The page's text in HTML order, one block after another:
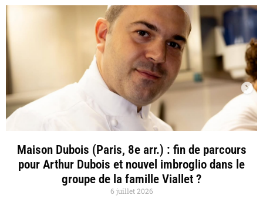
Maison Dubois (Paris, 8e arr.) : fin de parcours
pour Arthur Dubois et nouvel imbroglio dans le
groupe de la famille Viallet ?
6 juillet 2026